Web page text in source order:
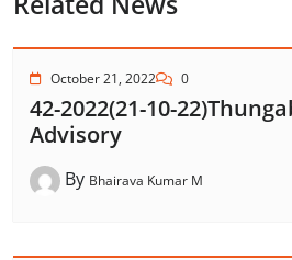
October 21, 2022 0
42-2022(21-10-
Advisory
By Bhairava Kumar M